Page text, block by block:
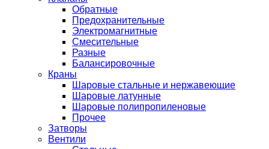
Обратные
Предохранительные
Электромагнитные
Смесительные
Разные
Балансировочные
Краны
Шаровые стальные и нержавеющие
Шаровые латунные
Шаровые полипропиленовые
Прочее
Затворы
Вентили